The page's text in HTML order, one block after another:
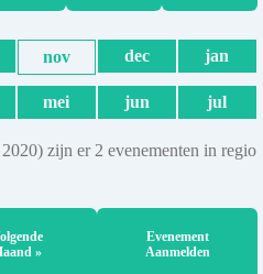
nov dec jan
mei jun jul
zijn er 2 evenementen in regio
»
Evenement
Aanmelden